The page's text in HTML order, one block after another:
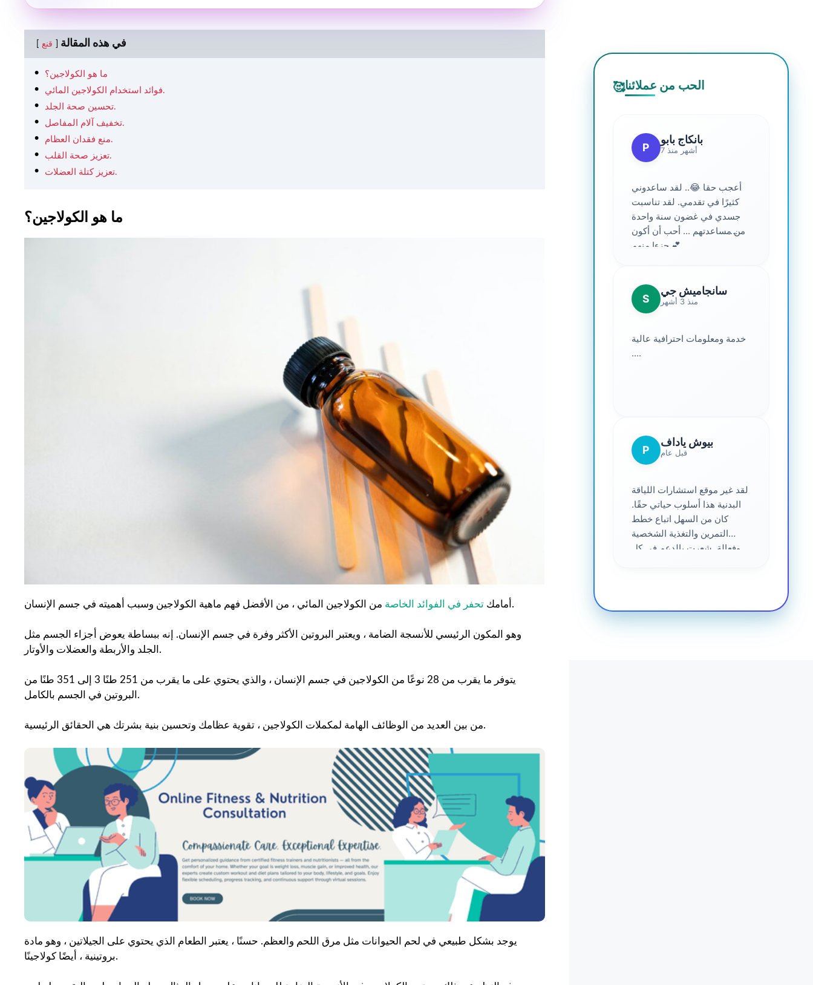
في هذه المقالة قنع
ما هو الكولاجين؟
فوائد استخدام الكولاجين المائي.
تحسين صحة الجلد.
تخفيف آلام المفاصل.
منع فقدان العظام.
تعزيز صحة القلب.
تعزيز كتلة العضلات.
ما هو الكولاجين؟
أمامك تحفر في الفوائد الخاصة من الكولاجين المائي ، من الأفضل فهم ماهية الكولاجين وسبب أهميته في جسم الإنسان.
وهو المكون الرئيسي للأنسجة الضامة ، ويعتبر البروتين الأكثر وفرة في جسم الإنسان. إنه ببساطة يعوض أجزاء الجسم مثل
الجلد والأربطة والعضلات والأوتار.
يتوفر ما يقرب من 28 نوعًا من الكولاجين في جسم الإنسان ، والذي يحتوي على ما يقرب من 251 طنًا 3 إلى 351 طنًا من
البروتين في الجسم بالكامل.
من بين العديد من الوظائف الهامة لمكملات الكولاجين ، تقوية عظامك وتحسين بنية بشرتك هي الحقائق الرئيسية.
يوجد بشكل طبيعي في لحم الحيوانات مثل مرق اللحم والعظم. حسنًا ، يعتبر الطعام الذي يحتوي على الجيلاتين ، وهو مادة
بروتينية ، أيضًا كولاجينًا.
🥰الحب من عملائنا
P
بانكاج بابو
7 أشهر منذ
أعجب حقا 😂.. لقد ساعدوني
كثيرًا في تقدمي. لقد تناسبت
جسدي في غضون سنة واحدة
من مساعدتهم ... أحب أن أكون
جزءا منهم 💕
S
سانجاميش جي
منذ 3 أشهر
خدمة ومعلومات احترافية عالية
....
P
بيوش ياداف
قبل عام
لقد غير موقع استشارات اللياقة
البدنية هذا أسلوب حياتي حقًا.
كان من السهل اتباع خطط
التمرين والتغذية الشخصية
وفعالة. شعرت بالدعم في كل